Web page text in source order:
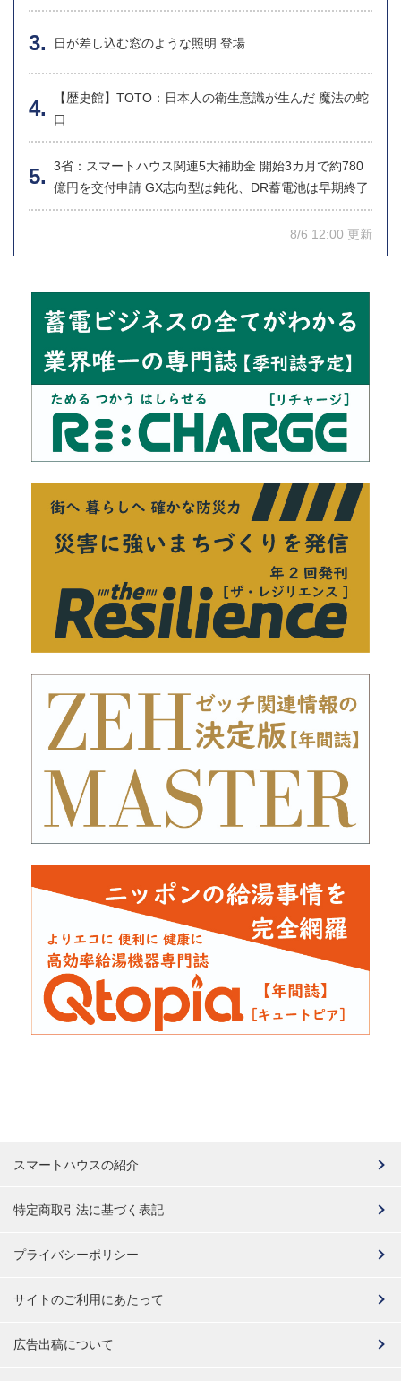
日が差し込む窓のような照明 登場
【歴史館】TOTO：日本人の衛生意識が生んだ 魔法の蛇
口
3省：スマートハウス関連5大補助金 開始3カ月で約780
億円を交付申請 GX志向型は鈍化、DR蓄電池は早期終了
8/6 12:00 更新
スマートハウスの紹介
特定商取引法に基づく表記
プライバシーポリシー
サイトのご利用にあたって
広告出稿について